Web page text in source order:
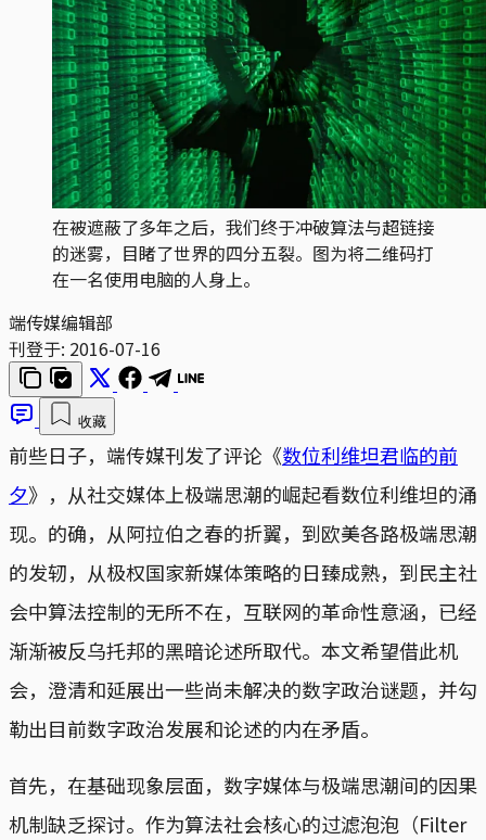
在被遮蔽了多年之后，我们终于冲破算法与超链接
的迷雾，目睹了世界的四分五裂。图为将二维码打
在一名使用电脑的人身上。
端传媒编辑部
刊登于: 2016-07-16
收藏
前些日子，端传媒刊发了评论《数位利维坦君临的前
夕》，从社交媒体上极端思潮的崛起看数位利维坦的涌
现。的确，从阿拉伯之春的折翼，到欧美各路极端思潮
的发轫，从极权国家新媒体策略的日臻成熟，到民主社
会中算法控制的无所不在，互联网的革命性意涵，已经
渐渐被反乌托邦的黑暗论述所取代。本文希望借此机
会，澄清和延展出一些尚未解决的数字政治谜题，并勾
勒出目前数字政治发展和论述的内在矛盾。
首先，在基础现象层面，数字媒体与极端思潮间的因果
机制缺乏探讨。作为算法社会核心的过滤泡泡（Filter